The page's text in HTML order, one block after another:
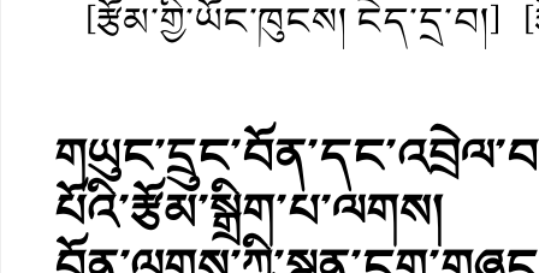
[རྩོམ་གྱི་ཡོང་ཁུངས། ངེད་དྲ་བ།]
པོའི་རྩོམ་སྒྲིག་པ་ལགས།